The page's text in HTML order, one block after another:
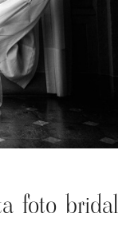
foto bridal